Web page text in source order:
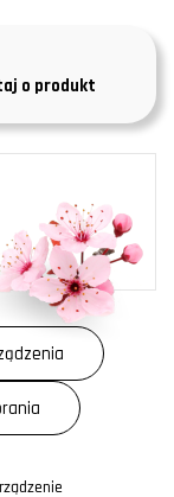
o produkt